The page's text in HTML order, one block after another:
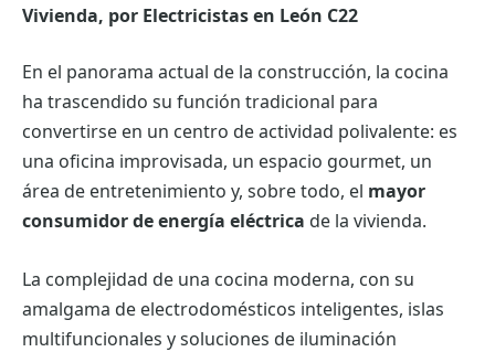
Vivienda, por Electricistas en León C22
En el panorama actual de la construcción, la cocina
ha trascendido su función tradicional para
convertirse en un centro de actividad polivalente: es
una oficina improvisada, un espacio gourmet, un
área de entretenimiento y, sobre todo, el mayor
consumidor de energía eléctrica de la vivienda.
La complejidad de una cocina moderna, con su
amalgama de electrodomésticos inteligentes, islas
multifuncionales y soluciones de iluminación